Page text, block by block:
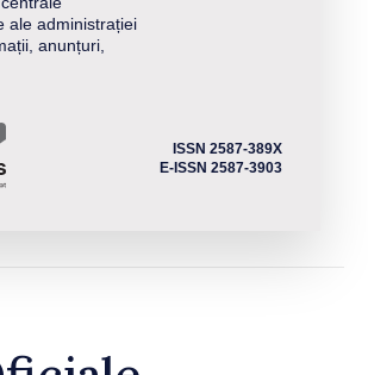
ale administrației
anunțuri,
ISSN 2587-389X
E-ISSN 2587-3903